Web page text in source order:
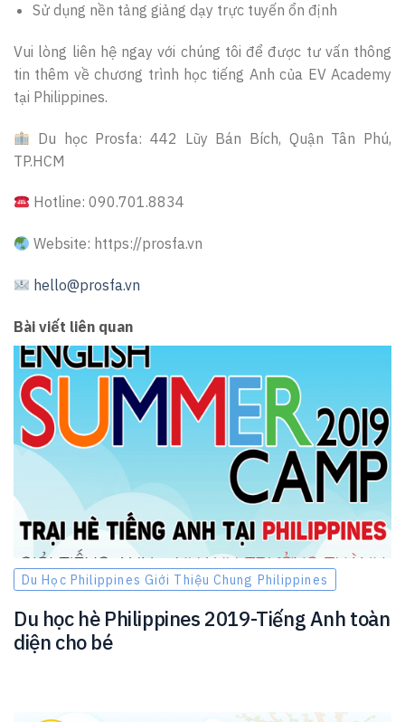
Sử dụng nền tảng giảng dạy trực tuyến ổn định
Vui lòng liên hệ ngay với chúng tôi để được tư vấn thông
tin thêm về chương trình học tiếng Anh của EV Academy
tại Philippines.
Du học Prosfa: 442 Lũy Bán Bích, Quận Tân Phú,
TP.HCM
Hotline: 090.701.8834
Website: https://prosfa.vn
hello@prosfa.vn
Bài viết liên quan
Du Học Philippines Giới Thiệu Chung Philippines
Du học hè Philippines 2019-Tiếng Anh toàn
diện cho bé